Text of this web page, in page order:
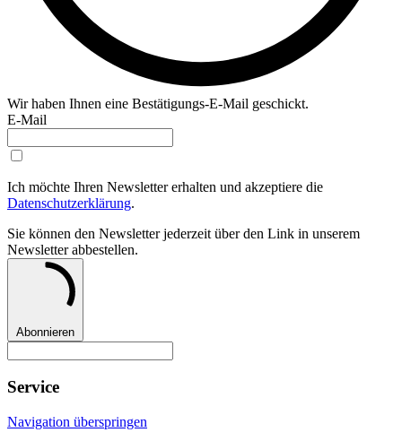
Wir haben Ihnen eine Bestätigungs-E-Mail geschickt.
E-Mail
Ich möchte Ihren Newsletter erhalten und akzeptiere die
Datenschutzerklärung.
Sie können den Newsletter jederzeit über den Link in unserem
Newsletter abbestellen.
Abonnieren
Service
Navigation überspringen